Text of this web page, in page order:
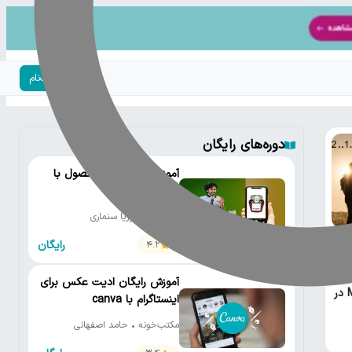
ورود | ثبت‌نام
Metering در
دوره‌های رایگان
آموزش عکاسی از محصول با
دیجی‌کالا • پوریا سنماری
4.2
رایگان
آموزش رایگان ادیت عکس برای
اینستاگرام با canva
مکتب‌خونه • حامد اصفهانی